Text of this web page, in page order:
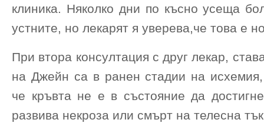
клиника. Няколко дни по късно усеща
устните, но лекарят я уверева,че това е
При втора консултация с друг лекар,
на Джейн са в ранен стадии на исхемия,
че кръвта не е в състояние да
развива некроза или смърт на телесна